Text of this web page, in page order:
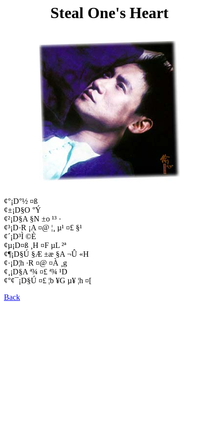
Steal One's Heart
¢°¡D°½ ¤ß
¢±¡D§O °Ý
¢²¡D§A §N ±o ¹³ ­·
¢³¡D·R ¡A ¤@ ¦¸ µ¹ ¤£ §¹
¢´¡D³Ì ©È
¢µ¡D¤ß ¸H ¤F µL ²ª
¢¶¡D§Ú §Æ ±æ §A ¬Û «H
¢·¡D¦h ·R ¤@ ¤À ¸g
¢¸¡D§A ª¾ ¤£ ª¾ ¹D
¢°¢¯¡D§Ú ¤£ ¦b ¥G µ¥ ¦h ¤[
Back